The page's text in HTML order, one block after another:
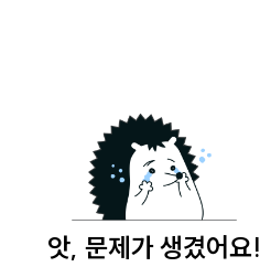
앗, 문제가 생겼어요!